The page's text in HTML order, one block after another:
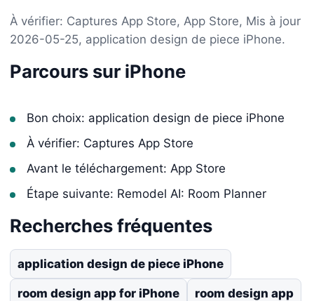
À vérifier: Captures App Store, App Store, Mis à jour
2026-05-25, application design de piece iPhone.
Parcours sur iPhone
Bon choix: application design de piece iPhone
À vérifier: Captures App Store
Avant le téléchargement: App Store
Étape suivante: Remodel AI: Room Planner
Recherches fréquentes
application design de piece iPhone
room design app for iPhone room design app